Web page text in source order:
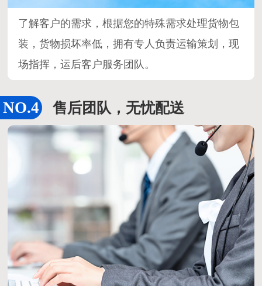
了解客户的需求，根据您的特殊需求处理货物包
装，货物损坏率低，拥有专人负责运输策划，现
场指挥，运后客户服务团队。
售后团队，无忧配送